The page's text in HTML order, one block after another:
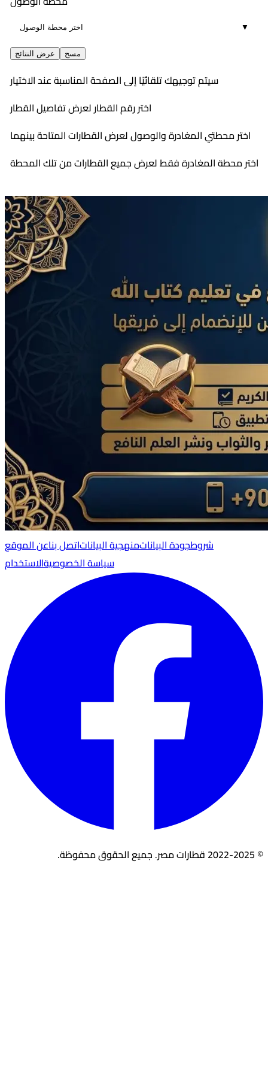
▼
عرض النتائج مسح
سيتم توجيهك تلقائيًا إلى الصفحة المناسبة عند الاختيار
اختر رقم القطار لعرض تفاصيل القطار
اختر محطتي المغادرة والوصول لعرض القطارات المتاحة بينهما
اختر محطة المغادرة فقط لعرض جميع القطارات من تلك المحطة
عن الموقعاتصل بنامنهجية البياناتجودة البياناتشروط
الاستخدامسياسة الخصوصية
© 2022-2025 قطارات مصر. جميع الحقوق محفوظة.